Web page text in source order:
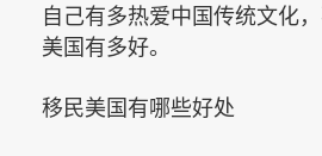
自己有多热爱中国传统文化
美国有多好。
移民美国有哪些好处